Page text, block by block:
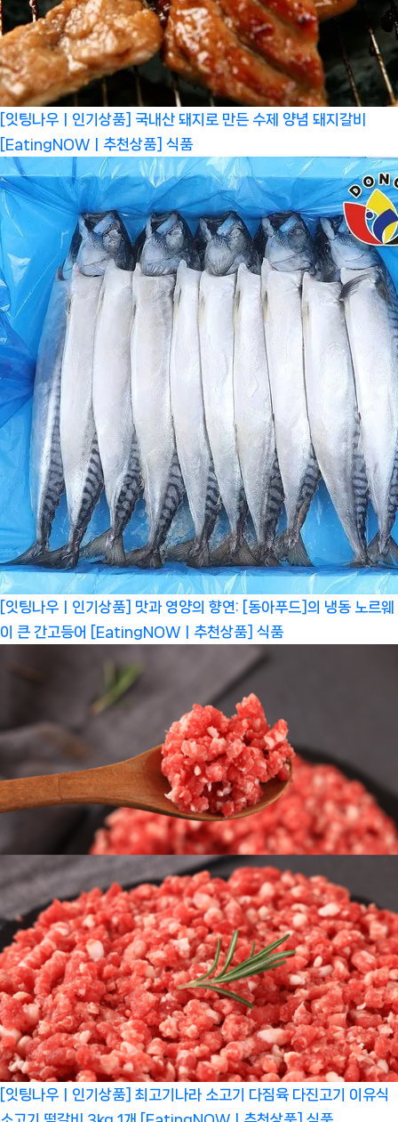
[잇팅나우ㅣ인기상품] 국내산 돼지로 만든 수제 양념 돼지갈비
[EatingNOWㅣ추천상품] 식품
[잇팅나우ㅣ인기상품] 맛과 영양의 향연: [동아푸드]의 냉동 노르웨
이 큰 간고등어 [EatingNOWㅣ추천상품] 식품
[잇팅나우ㅣ인기상품] 최고기나라 소고기 다짐육 다진고기 이유식